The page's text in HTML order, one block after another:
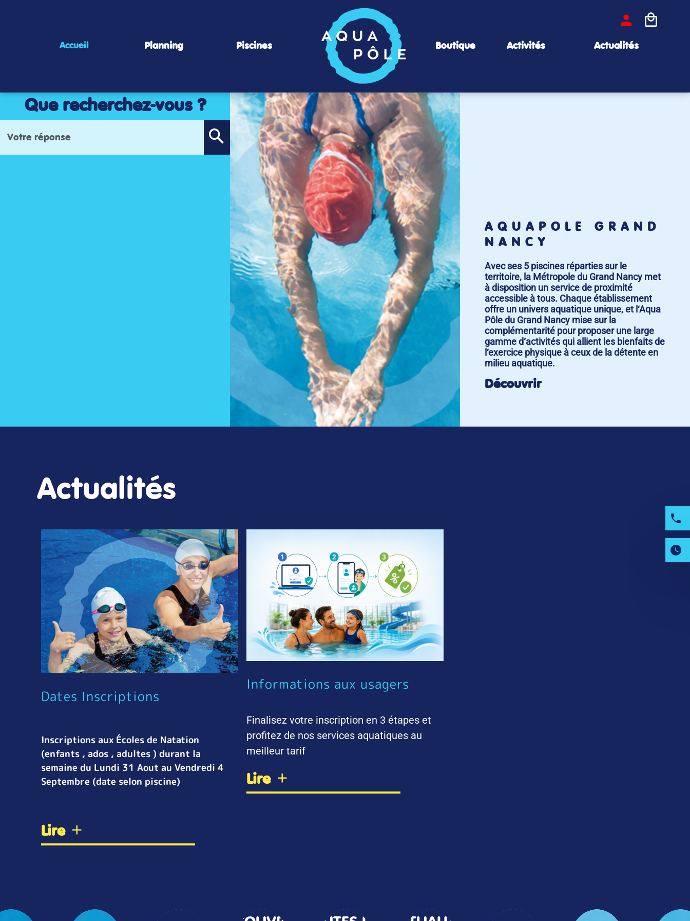
Accueil Planning Piscines Boutique Activités Actualités
Que recherchez-vous ?
AQUAPÔLE GRAND
NANCY
Avec ses 5 piscines réparties sur le
territoire, la Métropole du Grand Nancy met
à disposition un service de proximité
accessible à tous. Chaque établissement
offre un univers aquatique unique, et l‘Aqua
Pôle du Grand Nancy mise sur la
complémentarité pour proposer une large
gamme d‘activités qui allient les bienfaits de
l‘exercice physique à ceux de la détente en
milieu aquatique.
Découvrir
Actualités
Dates Inscriptions
Inscriptions aux Écoles de Natation
(enfants , ados , adultes ) durant la
semaine du Lundi 31 Aout au Vendredi 4
Septembre (date selon piscine)
Lire
Informations aux usagers
Finalisez votre inscription en 3 étapes et
profitez de nos services aquatiques au
meilleur tarif
Lire